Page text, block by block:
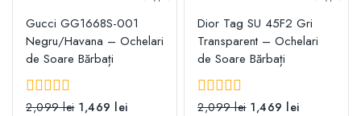
Gucci GG1668S-001
Negru/Havana – Ochelari
de Soare Bărbați
0
2,099lei 1,469 lei
Dior Tag SU 45F2 Gri
Transparent – Ochelari
de Soare Bărbați
0
2,099lei 1,469 lei